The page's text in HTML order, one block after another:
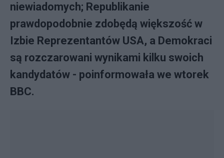
niewiadomych; Republikanie
prawdopodobnie zdobędą większość w
Izbie Reprezentantów USA, a Demokraci
są rozczarowani wynikami kilku swoich
kandydatów - poinformowała we wtorek
BBC.